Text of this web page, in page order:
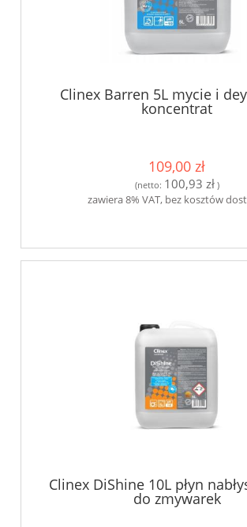
Clinex Barren 5L mycie i
koncentrat
109,00 zł
(netto: 100,93 zł)
zawiera 8% VAT, bez kosztów
Clinex DiShine 10L płyn
do zmywarek